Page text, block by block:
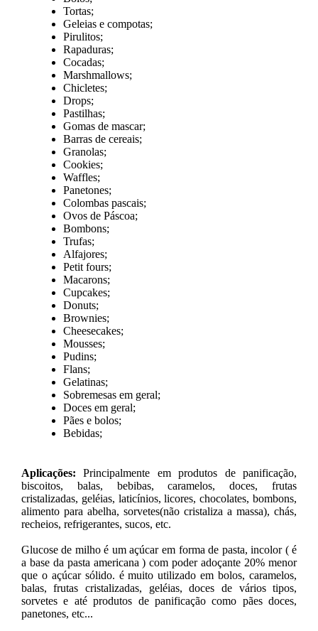
Tortas;
Geleias e compotas;
Pirulitos;
Rapaduras;
Cocadas;
Marshmallows;
Chicletes;
Drops;
Pastilhas;
Gomas de mascar;
Barras de cereais;
Granolas;
Cookies;
Waffles;
Panetones;
Colombas pascais;
Ovos de Páscoa;
Bombons;
Trufas;
Alfajores;
Petit fours;
Macarons;
Cupcakes;
Donuts;
Brownies;
Cheesecakes;
Mousses;
Pudins;
Flans;
Gelatinas;
Sobremesas em geral;
Doces em geral;
Pães e bolos;
Bebidas;
Aplicações: Principalmente em produtos de panificação,
biscoitos, balas, bebibas, caramelos, doces, frutas
cristalizadas, geléias, laticínios, licores, chocolates, bombons,
alimento para abelha, sorvetes(não cristaliza a massa), chás,
recheios, refrigerantes, sucos, etc.
Glucose de milho é um açúcar em forma de pasta, incolor ( é
a base da pasta americana ) com poder adoçante 20% menor
que o açúcar sólido. é muito utilizado em bolos, caramelos,
balas, frutas cristalizadas, geléias, doces de vários tipos,
sorvetes e até produtos de panificação como pães doces,
panetones, etc...